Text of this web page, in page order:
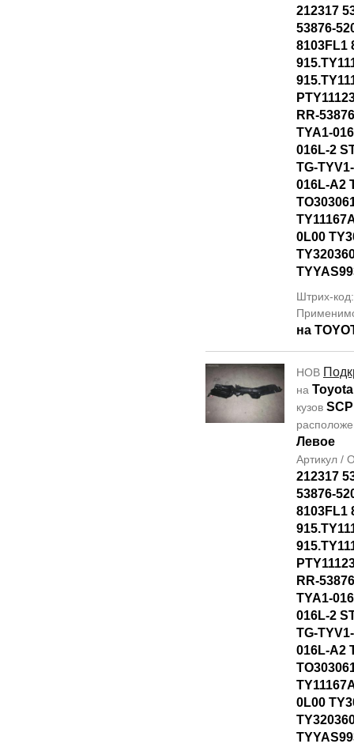
212317
53876-
8103FL1
RR-
TYA1-
016L-2
TG-
016L-A2
0L00
Штрих-
на
НОВ
на
кузов
Левое
Артикул /
212317
53876-
8103FL1
RR-
TYA1-
016L-2
TG-
016L-A2
0L00